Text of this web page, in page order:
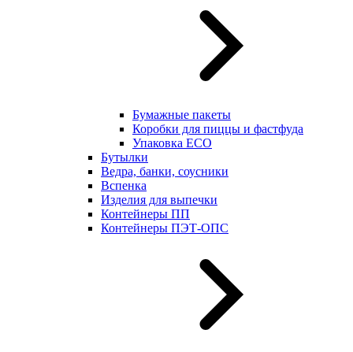
Бумажные пакеты
Коробки для пиццы и фастфуда
Упаковка ECO
Бутылки
Ведра, банки, соусники
Вспенка
Изделия для выпечки
Контейнеры ПП
Контейнеры ПЭТ-ОПС